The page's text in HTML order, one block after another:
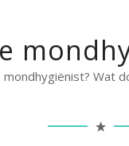
mondhygiënist? Wat